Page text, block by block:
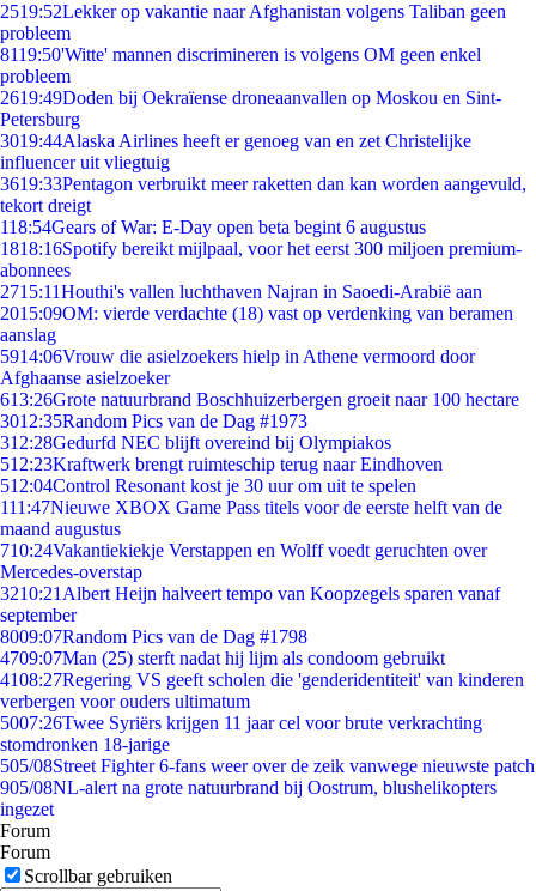
2519:52Lekker op vakantie naar Afghanistan volgens Taliban geen
probleem
8119:50'Witte' mannen discrimineren is volgens OM geen enkel
probleem
2619:49Doden bij Oekraïense droneaanvallen op Moskou en Sint-
Petersburg
3019:44Alaska Airlines heeft er genoeg van en zet Christelijke
influencer uit vliegtuig
3619:33Pentagon verbruikt meer raketten dan kan worden aangevuld,
tekort dreigt
118:54Gears of War: E-Day open beta begint 6 augustus
1818:16Spotify bereikt mijlpaal, voor het eerst 300 miljoen premium-
abonnees
2715:11Houthi's vallen luchthaven Najran in Saoedi-Arabië aan
2015:09OM: vierde verdachte (18) vast op verdenking van beramen
aanslag
5914:06Vrouw die asielzoekers hielp in Athene vermoord door
Afghaanse asielzoeker
613:26Grote natuurbrand Boschhuizerbergen groeit naar 100 hectare
3012:35Random Pics van de Dag #1973
312:28Gedurfd NEC blijft overeind bij Olympiakos
512:23Kraftwerk brengt ruimteschip terug naar Eindhoven
512:04Control Resonant kost je 30 uur om uit te spelen
111:47Nieuwe XBOX Game Pass titels voor de eerste helft van de
maand augustus
710:24Vakantiekiekje Verstappen en Wolff voedt geruchten over
Mercedes-overstap
3210:21 Albert Heijn halveert tempo van Koopzegels sparen vanaf
september
8009:07Random Pics van de Dag #1798
4709:07Man (25) sterft nadat hij lijm als condoom gebruikt
4108:27Regering VS geeft scholen die 'genderidentiteit' van kinderen
verbergen voor ouders ultimatum
5007:26Twee Syriërs krijgen 11 jaar cel voor brute verkrachting
stomdronken 18-jarige
505/08Street Fighter 6-fans weer over de zeik vanwege nieuwste patch
905/08NL-alert na grote natuurbrand bij Oostrum, blushelikopters
ingezet
Forum
Forum
Scrollbar gebruiken